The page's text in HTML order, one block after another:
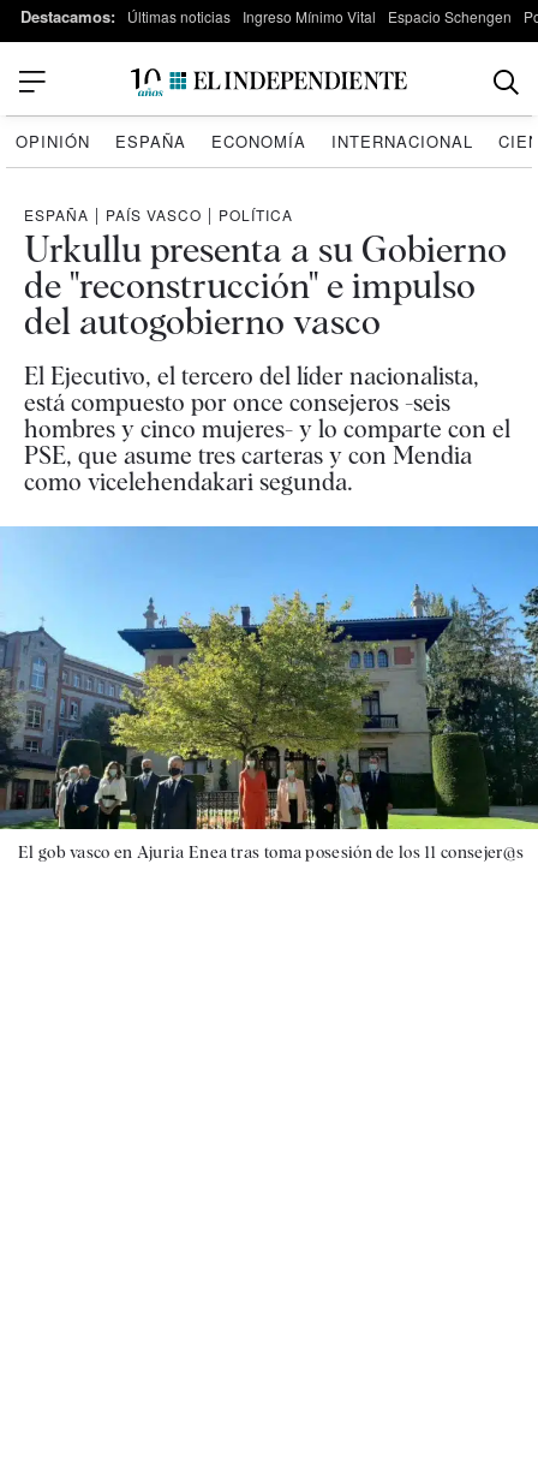
Destacamos: Últimas noticias Ingreso Mínimo Vital Espacio Schengen
OPINIÓN ESPAÑA ECONOMÍA INTERNACIONAL
ESPAÑA | PAÍS VASCO | POLÍTICA
Urkullu presenta a su Gobierno
de "reconstrucción" e impulso
del autogobierno vasco
El Ejecutivo, el tercero del líder nacionalista,
está compuesto por once consejeros -seis
hombres y cinco mujeres- y lo comparte con el
PSE, que asume tres carteras y con Mendia
como vicelehendakari segunda.
El gob vasco en Ajuria Enea tras toma posesión de los 11 consejer@s